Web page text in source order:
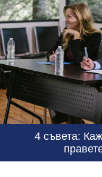
4 съвета: